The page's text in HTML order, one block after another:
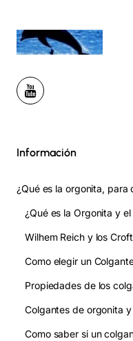
Información
Wilhem Reich y los Croft